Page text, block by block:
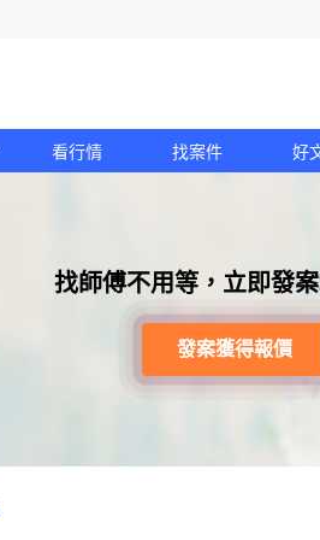
看行情 找案件 好
找師傅不用等，立即發案
發案獲得報價